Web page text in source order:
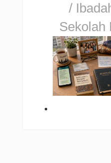
/
Sekolah